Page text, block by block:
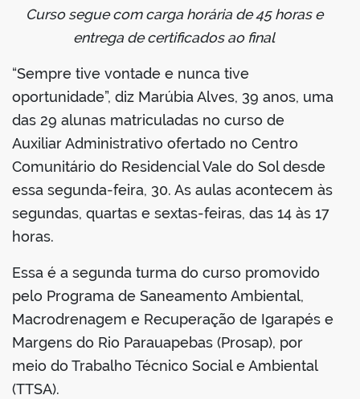
Curso segue com carga horária de 45 horas e
entrega de certificados ao final
“Sempre tive vontade e nunca tive
oportunidade”, diz Marúbia Alves, 39 anos, uma
das 29 alunas matriculadas no curso de
Auxiliar Administrativo ofertado no Centro
Comunitário do Residencial Vale do Sol desde
essa segunda-feira, 30. As aulas acontecem às
segundas, quartas e sextas-feiras, das 14 às 17
horas.
Essa é a segunda turma do curso promovido
pelo Programa de Saneamento Ambiental,
Macrodrenagem e Recuperação de Igarapés e
Margens do Rio Parauapebas (Prosap), por
meio do Trabalho Técnico Social e Ambiental
(TTSA).